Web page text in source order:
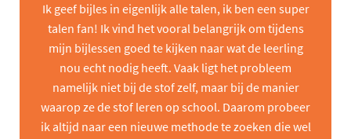
Ik geef bijles in eigenlijk alle talen, ik ben een super
talen fan! Ik vind het vooral belangrijk om tijdens
mijn bijlessen goed te kijken naar wat de leerling
nou echt nodig heeft. Vaak ligt het probleem
namelijk niet bij de stof zelf, maar bij de manier
waarop ze de stof leren op school. Daarom probeer
ik altijd naar een nieuwe methode te zoeken die wel